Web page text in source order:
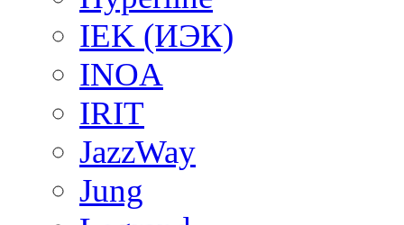
IEK (ИЭК)
INOA
IRIT
JazzWay
Jung